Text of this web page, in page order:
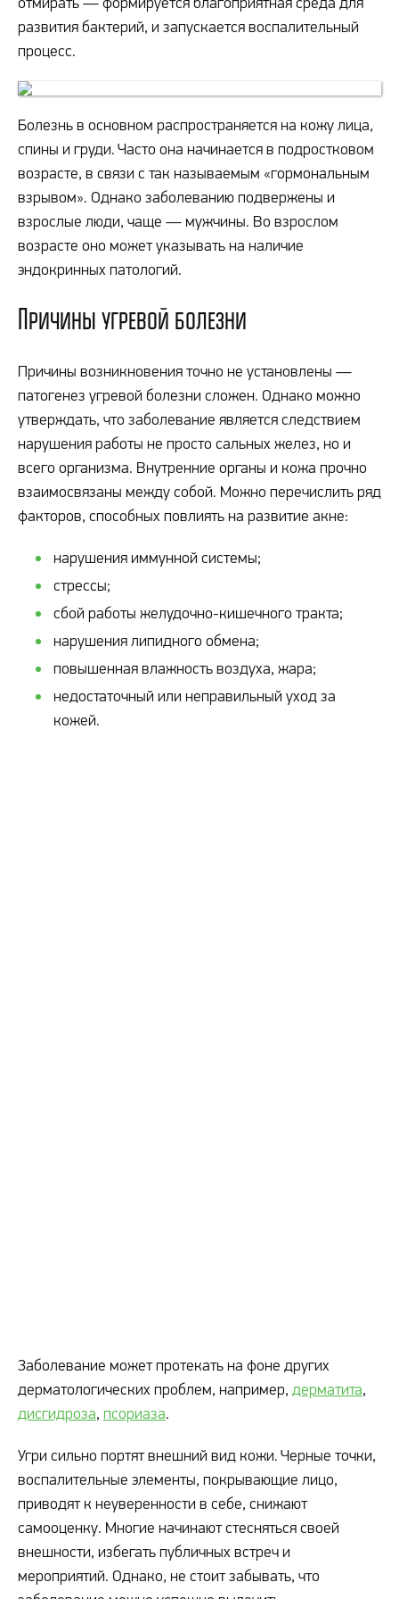
развития бактерий, и запускается воспалительный
процесс.
Болезнь в основном распространяется на кожу лица,
спины и груди. Часто она начинается в подростковом
возрасте, в связи с так называемым «гормональным
взрывом». Однако заболеванию подвержены и
взрослые люди, чаще — мужчины. Во взрослом
возрасте оно может указывать на наличие
эндокринных патологий.
Причины угревой болезни
Причины возникновения точно не установлены —
патогенез угревой болезни сложен. Однако можно
утверждать, что заболевание является следствием
нарушения работы не просто сальных желез, но и
всего организма. Внутренние органы и кожа прочно
взаимосвязаны между собой. Можно перечислить ряд
факторов, способных повлиять на развитие акне:
нарушения иммунной системы;
стрессы;
сбой работы желудочно-кишечного тракта;
нарушения липидного обмена;
повышенная влажность воздуха, жара;
недостаточный или неправильный уход за
кожей.
Заболевание может протекать на фоне других
дерматологических проблем, например, дерматита,
дисгидроза, псориаза.
Угри сильно портят внешний вид кожи. Черные точки,
воспалительные элементы, покрывающие лицо,
приводят к неуверенности в себе, снижают
самооценку. Многие начинают стесняться своей
внешности, избегать публичных встреч и
мероприятий. Однако, не стоит забывать, что